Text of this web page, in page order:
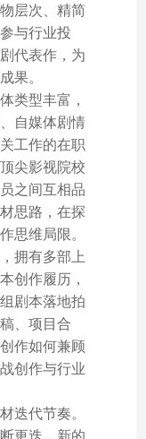
层次、精简
与行业投
代表作，为
果。
类型丰富，
自媒体剧情
工作的在职
尖影视院校
之间互相品
思路，在探
思维局限。
拥有多部上
创作履历，
剧本落地拍
、项目合
作如何兼顾
创作与行业
迭代节奏。
更迭，新的